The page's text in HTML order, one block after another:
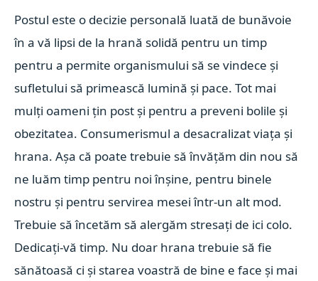
Postul este o decizie personală luată de bunăvoie
în a vă lipsi de la hrană solidă pentru un timp
pentru a permite organismului să se vindece și
sufletului să primească lumină și pace. Tot mai
mulți oameni țin post și pentru a preveni bolile și
obezitatea. Consumerismul a desacralizat viața și
hrana. Așa că poate trebuie să învățăm din nou să
ne luăm timp pentru noi înșine, pentru binele
nostru și pentru servirea mesei într-un alt mod.
Trebuie să încetăm să alergăm stresați de ici colo.
Dedicați-vă timp. Nu doar hrana trebuie să fie
sănătoasă ci și starea voastră de bine e face și mai